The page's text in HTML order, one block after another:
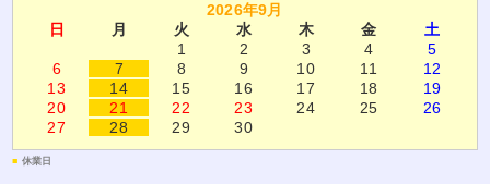
2026年9月
日
月 火 水 木 金
土
1
2 3 4
5
6
7 8 9 10 11
12
13
14 15 16 17 18
19
20
21 22 23 24 25
26
27
28 29 30
■ 休業日